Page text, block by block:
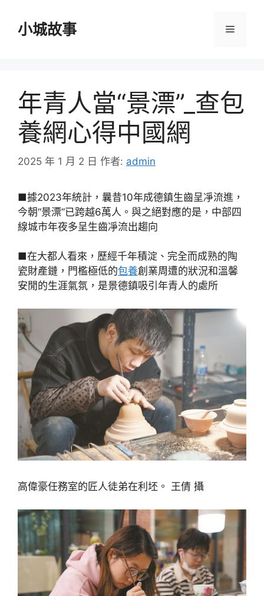
小城故事 選
年青人當“景漂”_查包
養網心得中國網
2025 年 1 月 2 日 作者: admin
■據2023年統計，曩昔10年成德鎮生齒呈凈流進，
今朝“景漂”已跨越6萬人。與之絕對應的是，中部四
線城市年夜多呈生齒凈流出趨向
■在大都人看來，歷經千年積淀、完全而成熟的陶
瓷財產鏈，門檻極低的包養創業周遭的狀況和溫馨
安閒的生涯氣氛，是景德鎮吸引年青人的處所
高偉豪任務室的匠人徒弟在利坯。 王倩 攝